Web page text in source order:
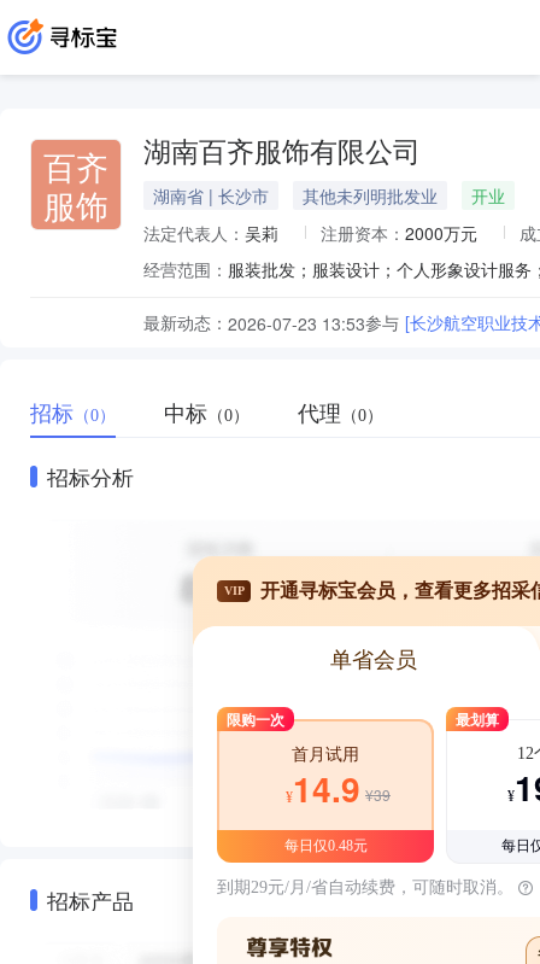
百齐
服饰
湖南百齐服饰有限公司
湖南省 | 长沙市 其他未列明批发业
开业
法定代表人： 吴莉 注册资本： 2000万元
经营范围： 服装批发；服装设计；个人形象设计服
最新动态： 2026-07-23 13:53参与 [长沙航空职业技
招标 （0） 中标 （0） 代理 （0）
招标分析
招标产品
VIP 开通寻标宝会员，查看更多招采
单省会员
限购一次
首月试用
¥14.9 ¥39
每日仅0.48元
最划算
12
¥
每日
到期29元/月/省自动续费，可随时取消。